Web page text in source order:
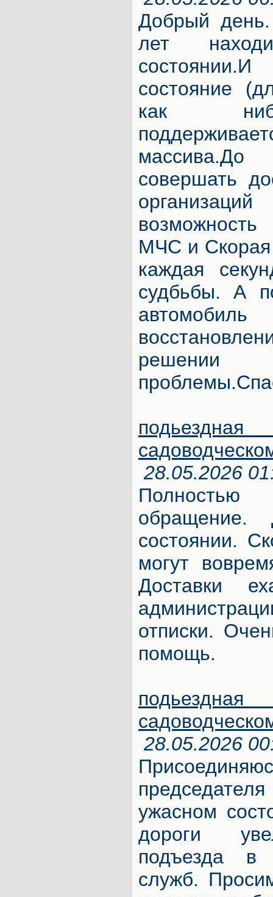
Добрый
лет
состояние
как
совершать
МЧС и Скорая
каждая
судбьбы. А
28.05.2026
обращение.
состоянии.
могут
Доставки
отписки.
помощь.
28.05.2026
ужасном
дороги
подъезда в
служб.